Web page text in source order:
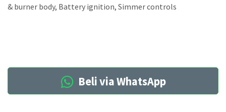
& burner body, Battery ignition, Simmer controls
Beli via WhatsApp